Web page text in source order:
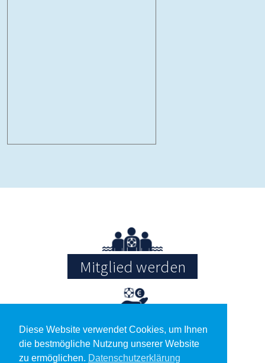
Mitglied werden
Spenden
Diese Website verwendet Cookies, um Ihnen
die bestmögliche Nutzung unserer Website
zu ermöglichen. Datenschutzerklärung